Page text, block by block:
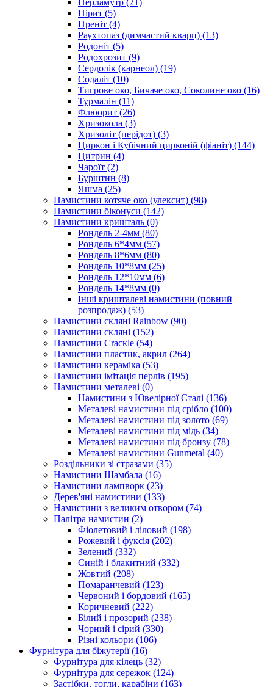
Перламутр (21)
Пірит (5)
Преніт (4)
Раухтопаз (димчастий кварц) (13)
Родоніт (5)
Родохрозит (9)
Сердолік (карнеол) (19)
Содаліт (10)
Тигрове око, Бичаче око, Соколине око (16)
Турмалін (11)
Флюорит (26)
Хризокола (3)
Хризоліт (перідот) (3)
Циркон і Кубічний цирконій (фіаніт) (144)
Цитрин (4)
Чароїт (2)
Бурштин (8)
Яшма (25)
Намистини котяче око (улексит) (98)
Намистини біконуси (142)
Намистини кришталь (0)
Рондель 2-4мм (80)
Рондель 6*4мм (57)
Рондель 8*6мм (80)
Рондель 10*8мм (25)
Рондель 12*10мм (6)
Рондель 14*8мм (0)
Інші кришталеві намистини (повний
розпродаж) (53)
Намистини скляні Rainbow (90)
Намистини скляні (152)
Намистини Cracкle (54)
Намистини пластик, акрил (264)
Намистини кераміка (53)
Намистини імітація перлів (195)
Намистини металеві (0)
Намистини з Ювелірної Сталі (136)
Металеві намистини під срібло (100)
Металеві намистини під золото (69)
Металеві намистини під мідь (34)
Металеві намистини під бронзу (78)
Металеві намистини Gunmetal (40)
Роздільники зі стразами (35)
Намистини Шамбала (16)
Намистини лампворк (23)
Дерев'яні намистини (133)
Намистини з великим отвором (74)
Палітра намистин (2)
Фіолетовий і ліловий (198)
Рожевий і фуксія (202)
Зелений (332)
Синій і блакитний (332)
Жовтий (208)
Помаранчевий (123)
Червоний і бордовий (165)
Коричневий (222)
Білий і прозорий (238)
Чорний і сірий (330)
Різні кольори (106)
Фурнітура для біжутерії(16)
Фурнітура для кілець (32)
Фурнітура для сережок (124)
Застібки, тогли, карабіни (163)